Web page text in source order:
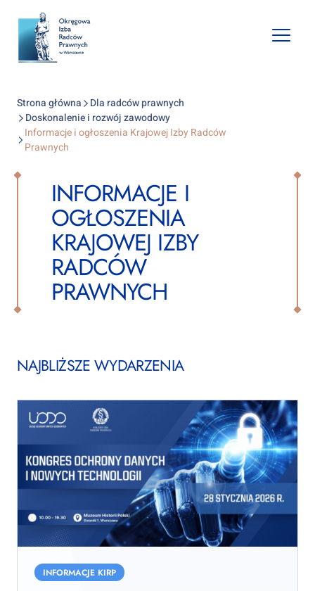
Open
Strona główna
Dla radców prawnych
Doskonalenie i rozwój zawodowy
Informacje i ogłoszenia Krajowej Izby Radców
Prawnych
INFORMACJE I
OGŁOSZENIA
KRAJOWEJ IZBY
RADCÓW
PRAWNYCH
NAJBLIŻSZE WYDARZENIA
OchronyINFORMACJE KIRP